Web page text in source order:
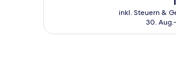
inkl. Steuern &
30.